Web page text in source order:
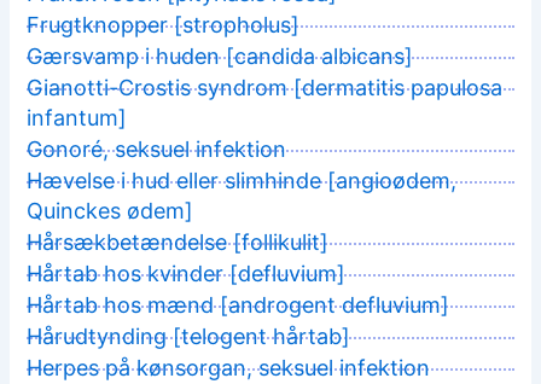
Frugtknopper [stropholus]
Gærsvamp i huden [candida albicans]
Gianotti-Crostis syndrom [dermatitis papulosa
infantum]
Gonoré, seksuel infektion
Hævelse i hud eller slimhinde [angioødem,
Quinckes ødem]
Hårsækbetændelse [follikulit]
Hårtab hos kvinder [defluvium]
Hårtab hos mænd [androgent defluvium]
Hårudtynding [telogent hårtab]
Herpes på kønsorgan, seksuel infektion